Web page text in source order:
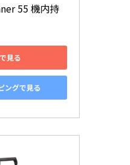
55 機内持
見る
ングで見る